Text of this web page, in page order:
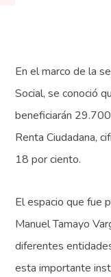
En el marco de la
Social, se conoció
beneficiarán
Renta Ciudadana,
18 por ciento.
El espacio que fue
Manuel Tamayo
diferentes
esta importante